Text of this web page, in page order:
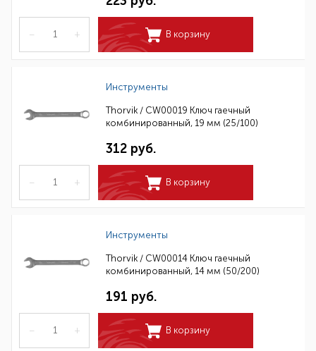
– + В корзину
Инструменты
Thorvik / CW00019 Ключ гаечный
комбинированный, 19 мм (25/100)
312 руб.
– + В корзину
Инструменты
Thorvik / CW00014 Ключ гаечный
комбинированный, 14 мм (50/200)
191 руб.
– + В корзину